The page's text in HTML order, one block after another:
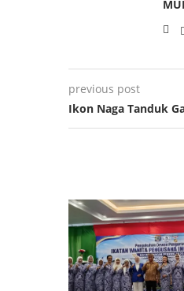
previous post
Ikon Naga Tanduk